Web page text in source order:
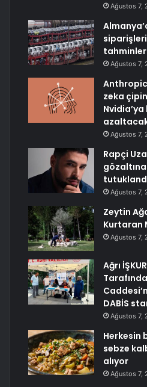
Ağustos 7,
Ağustos 7,
zeka
Nvidia’ya
Ağustos 7,
Rapçi
gözaltına
Ağustos 7,
Zeytin
Kurtaran
Ağustos 7,
Ağrı
DABİS
Ağustos 7,
Herkesin
sebze
alıyor
Ağustos 7,